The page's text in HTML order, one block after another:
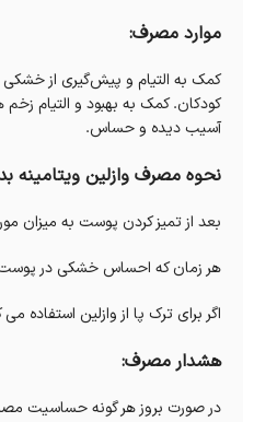
موارد مصرف:
کمک به التیام و پیش‌گیری از
کودکان. کمک به بهبود و
آسیب‌ دیده و حساس.
نحوه مصرف وازلین ویتامینه
بعد از تمیز کردن پوست به میزان
هر زمان که احساس خشکی در پوست
اگر برای ترک پا از وازلین
هشدار مصرف:
در صورت بروز هر گونه حساسیت